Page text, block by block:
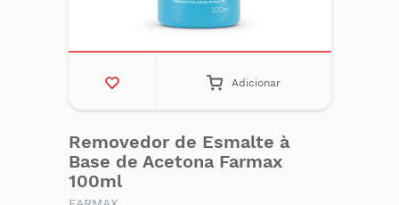
Adicionar
Removedor de Esmalte à
Base de Acetona Farmax
100ml